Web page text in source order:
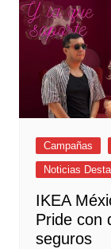
Campañas
Noticias
IKEA
Pride con
seguros